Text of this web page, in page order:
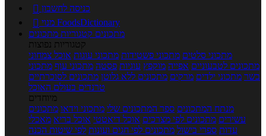
 כניסה לחשבון

מנוי FoodsDictionary
מתכונים קטגוריות מתכונים
קטגוריות נפוצות
מתכוני סלטים מתכוני פשטידות מתכוני עוגות אוכל צמחוני
מתכונים לטבעוניים אפייה מוקפץ עוגיות פסטה מתכוני עוף מתכוני
בשר מתכוני ילדים מרקים מתכונים ללא גלוטן מתכונים לסוכרתיים
טרנדים בעולם האוכל
מיוחדים
מנתח המתכונים ספר המתכונים שלי מתכוני וידאו מתכונים
עשירים מתכונים לפי מצרכים אוכל דיאטטי אוכל בריא מאכלי
עדות ספרי בישול מתכונים לפי חגים ועונות לפי שיטות הכנה